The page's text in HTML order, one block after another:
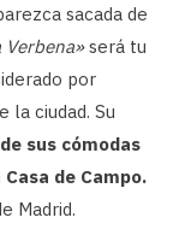
sacada de
Verbena»será tu
por
la ciudad. Su
sus cómodas
de Campo.
Madrid.